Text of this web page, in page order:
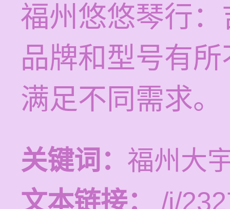
福州悠悠琴行
品牌和型号有
满足不同需求。
关键词： 福州大
文本链接：
/i/